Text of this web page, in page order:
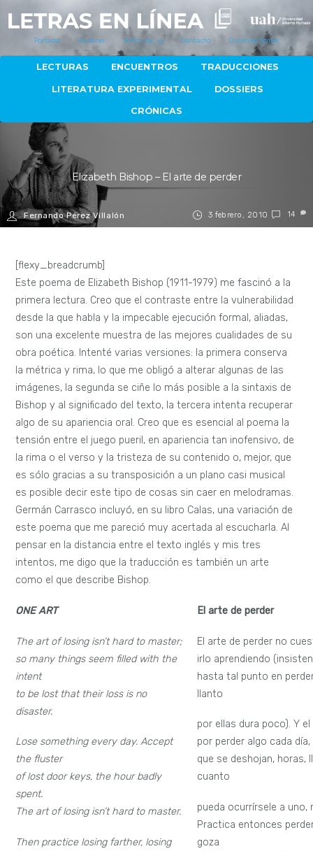
Portada Autores Artículos Contacto Quiénes Somos
LECTURAS ENCUENTROS TRADUCCIONES
LITERATURA EXPERIMENTAL DOSSIERS
CRÓNICAS
3 febrero, 2010
Elizabeth Bishop – El arte de perder
Fernando Pérez Villalón 14
[flexy_breadcrumb]
Este poema de Elizabeth Bishop (1911-1979) me fascinó a la
primera lectura. Creo que el contraste entre la vulnerabilidad
desde la que habla y la impecable ejecución formal, aliadas,
son una excelente muestra de las mejores cualidades de su
obra poética. Intenté varias versiones: la primera conserva
la métrica y rima, lo que me obligó a alterar algunas de las
imágenes, la segunda se ciñe lo más posible a la sintaxis de
Bishop y al significado del texto, la tercera intenta recuperar
algo de su apariencia oral. Creo que es esencial al poema la
tensión entre el juego pueril, en apariencia tan inofensivo, de
la rima o el verso y la tristeza de su contenido o, mejor, que
es sólo gracias a su transposición a un plano casi musical
es posible decir este tipo de cosas sin caer en melodramas.
Germán Carrasco incluyó, en su libro Calas, una variación de
este poema que me pareció muy acertada al escucharla. Al
pensar en la distancia entre el texto inglés y mis tres
intentos, me digo que la traducción es también un arte
como el que describe Bishop.
ONE ART
The art of losing isn’t hard to master;
so many things seem filled with the
intent
to be lost that their loss is no
disaster.
Lose something every day. Accept
the fluster
of lost door keys, the hour badly
spent.
The art of losing isn’t hard to master.
Then practice losing farther, losing
El arte de perder
El arte de perder no
irlo aprendiendo
hasta tal punto en
llanto
por ellas dura poco). Y
por perder algo cada
que se deshojan, horas,
cuanto
pueda ocurrírsele a uno,
Practica entonces
goza